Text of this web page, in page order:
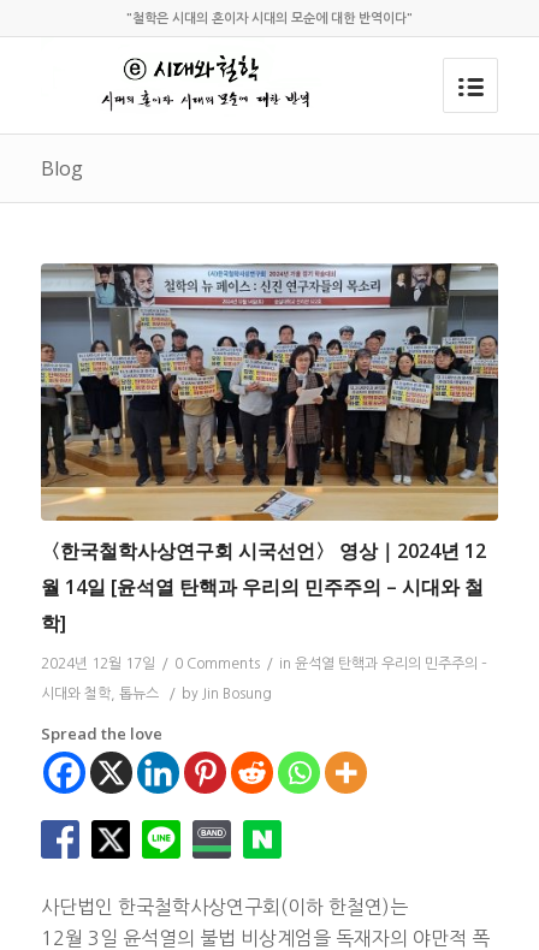
"철학은 시대의 혼이자 시대의 모순에 대한 반역이다"
Blog
〈한국철학사상연구회 시국선언〉 영상｜2024년 12
월 14일 [윤석열 탄핵과 우리의 민주주의 – 시대와 철
학]
2024년 12월 17일 / 0 Comments / in 윤석열 탄핵과 우리의 민주주의 –
시대와 철학, 톱뉴스 / by Jin Bosung
Spread the love
사단법인 한국철학사상연구회(이하 한철연)는
12월 3일 윤석열의 불법 비상계엄을 독재자의 야만적 폭